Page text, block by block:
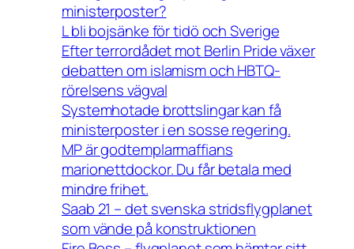
ministerposter?
L bli bojsänke för tidö och Sverige
Efter terrordådet mot Berlin Pride växer
debatten om islamism och HBTQ-
rörelsens vägval
Systemhotade brottslingar kan få
ministerposter i en sosse regering.
MP är godtemplarmaffians
marionettdockor. Du får betala med
mindre frihet.
Saab 21 – det svenska stridsflygplanet
som vände på konstruktionen